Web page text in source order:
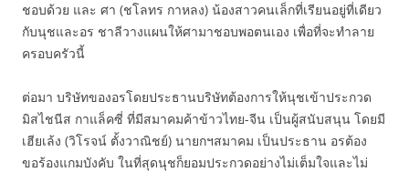
ชอบด้วย และ ศา (ชโลทร กาหลง) น้องสาวคนเล็กที่เรียนอยู่ที่เดียว
กับนุชและอร ชาลีวางแผนให้ศามาชอบพอตนเอง เพื่อที่จะทำลาย
ครอบครัวนี้
ต่อมา บริษัทของอรโดยประธานบริษัทต้องการให้นุชเข้าประกวด
มิสไชนีส กาแล็คซี่ ที่มีสมาคมค้าข้าวไทย-จีน เป็นผู้สนับสนุน โดยมี
เฮียเล้ง (วิโรจน์ ตั้งวาณิชย์) นายกฯสมาคม เป็นประธาน อรต้อง
ขอร้องแกมบังคับ ในที่สุดนุชก็ยอมประกวดอย่างไม่เต็มใจและไม่